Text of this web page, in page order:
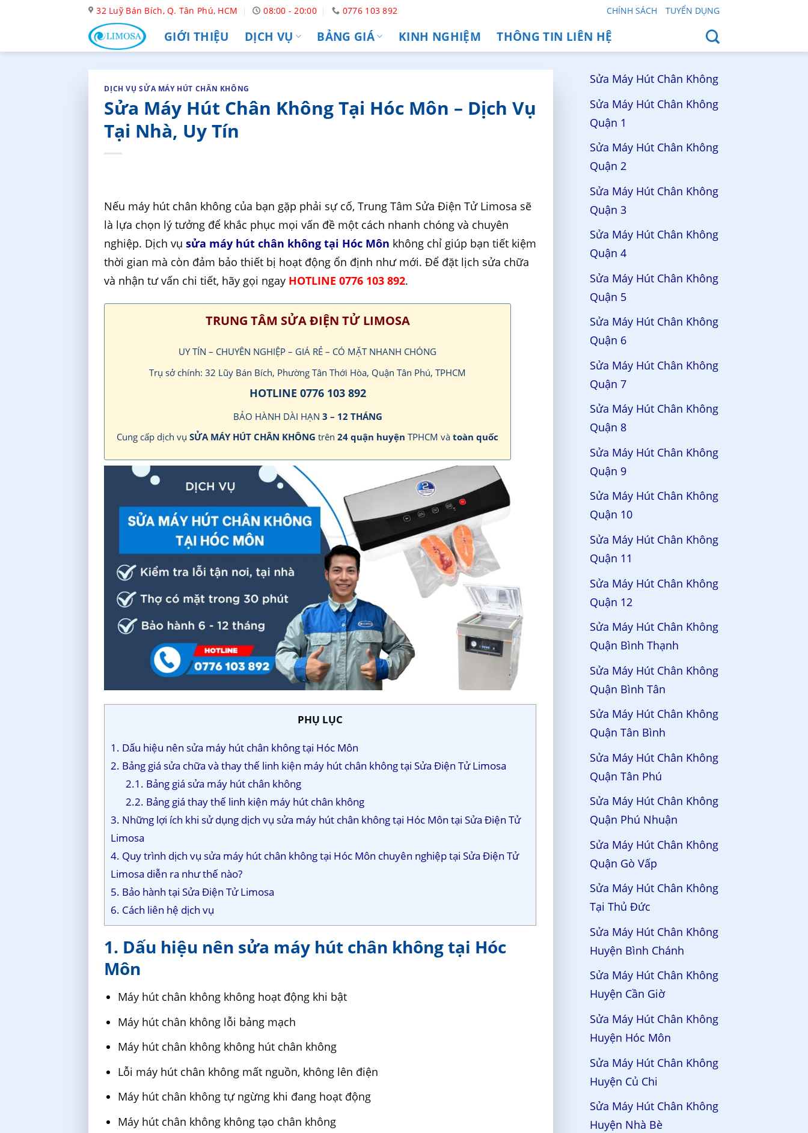
32 Luỹ Bán Bích, Q. Tân Phú, HCM 08:00 - 20:00 0776 103 892 CHÍNH SÁCH TUYỂN DỤNG
GIỚI THIỆU DỊCH VỤ BẢNG GIÁ KINH NGHIỆM THÔNG TIN LIÊN HỆ
DỊCH VỤ SỬA MÁY HÚT CHÂN KHÔNG
Sửa Máy Hút Chân Không Tại Hóc Môn – Dịch Vụ
Tại Nhà, Uy Tín
Nếu máy hút chân không của bạn gặp phải sự cố, Trung Tâm Sửa Điện Tử Limosa sẽ
là lựa chọn lý tưởng để khắc phục mọi vấn đề một cách nhanh chóng và chuyên
nghiệp. Dịch vụsửa máy hút chân không tại Hóc Môn không chỉ giúp bạn tiết kiệm
thời gian mà còn đảm bảo thiết bị hoạt động ổn định như mới. Để đặt lịch sửa chữa
và nhận tư vấn chi tiết, hãy gọi ngay HOTLINE 0776 103 892.
TRUNG TÂM SỬA ĐIỆN TỬ LIMOSA
UY TÍN – CHUYÊN NGHIỆP – GIÁ RẺ – CÓ MẶT NHANH CHÓNG
Trụ sở chính: 32 Lũy Bán Bích, Phường Tân Thới Hòa, Quận Tân Phú, TPHCM
HOTLINE 0776 103 892
BẢO HÀNH DÀI HẠN 3 – 12 THÁNG
Cung cấp dịch vụSỬA MÁY HÚT CHÂN KHÔNG trên24 quận huyện TPHCM vàtoàn quốc
PHỤ LỤC
1. Dấu hiệu nên sửa máy hút chân không tại Hóc Môn
2. Bảng giá sửa chữa và thay thế linh kiện máy hút chân không tại Sửa Điện Tử Limosa
2.1. Bảng giá sửa máy hút chân không
2.2. Bảng giá thay thế linh kiện máy hút chân không
3. Những lợi ích khi sử dụng dịch vụ sửa máy hút chân không tại Hóc Môn tại Sửa Điện Tử
Limosa
4. Quy trình dịch vụ sửa máy hút chân không tại Hóc Môn chuyên nghiệp tại Sửa Điện Tử
Limosa diễn ra như thế nào?
5. Bảo hành tại Sửa Điện Tử Limosa
6. Cách liên hệ dịch vụ
1. Dấu hiệu nên sửa máy hút chân không tại Hóc
Môn
Máy hút chân không không hoạt động khi bật
Máy hút chân không lỗi bảng mạch
Máy hút chân không không hút chân không
Lỗi máy hút chân không mất nguồn, không lên điện
Máy hút chân không tự ngừng khi đang hoạt động
Máy hút chân không không tạo chân không
Sửa Máy Hút Chân Không
Sửa Máy Hút Chân Không
Quận 1
Sửa Máy Hút Chân Không
Quận 2
Sửa Máy Hút Chân Không
Quận 3
Sửa Máy Hút Chân Không
Quận 4
Sửa Máy Hút Chân Không
Quận 5
Sửa Máy Hút Chân Không
Quận 6
Sửa Máy Hút Chân Không
Quận 7
Sửa Máy Hút Chân Không
Quận 8
Sửa Máy Hút Chân Không
Quận 9
Sửa Máy Hút Chân Không
Quận 10
Sửa Máy Hút Chân Không
Quận 11
Sửa Máy Hút Chân Không
Quận 12
Sửa Máy Hút Chân Không
Quận Bình Thạnh
Sửa Máy Hút Chân Không
Quận Bình Tân
Sửa Máy Hút Chân Không
Quận Tân Bình
Sửa Máy Hút Chân Không
Quận Tân Phú
Sửa Máy Hút Chân Không
Quận Phú Nhuận
Sửa Máy Hút Chân Không
Quận Gò Vấp
Sửa Máy Hút Chân Không
Tại Thủ Đức
Sửa Máy Hút Chân Không
Huyện Bình Chánh
Sửa Máy Hút Chân Không
Huyện Cần Giờ
Sửa Máy Hút Chân Không
Huyện Hóc Môn
Sửa Máy Hút Chân Không
Huyện Củ Chi
Sửa Máy Hút Chân Không
Huyện Nhà Bè